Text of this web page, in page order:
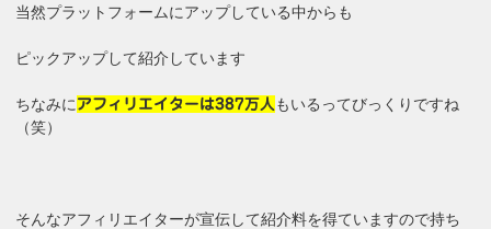
当然プラットフォームにアップしている中からも
ピックアップして紹介しています
ちなみに アフィリエイターは387万人 もいるってびっくりですね
（笑）
そんなアフィリエイターが宣伝して紹介料を得ていますので持ち